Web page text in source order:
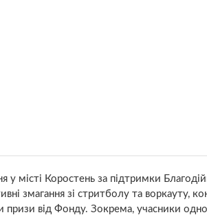
у місті Коростень за підтримки
змагання зі стритболу та воркауту,
призи від Фонду. Зокрема, учасники